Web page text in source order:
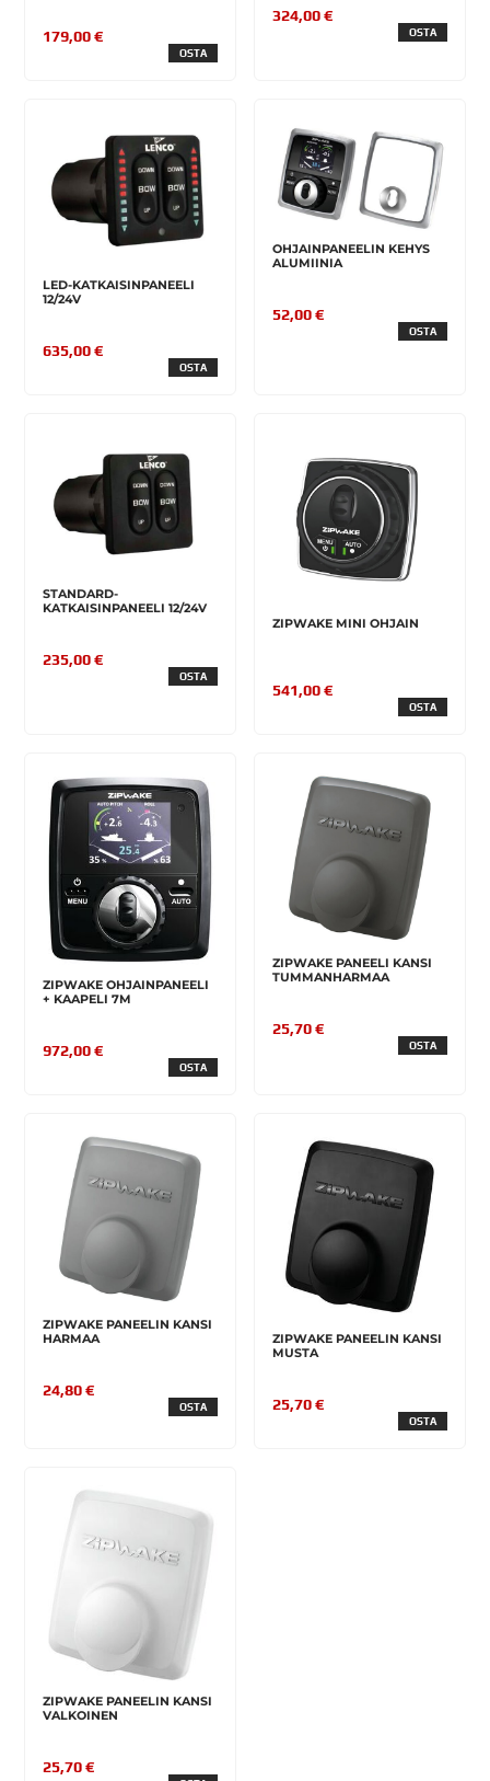
179,00 €
OSTA
324,00 €
OSTA
LED-KATKAISINPANEELI
12/24V
635,00 €
OSTA
OHJAINPANEELIN KEHYS
ALUMIINIA
52,00 €
OSTA
STANDARD-
KATKAISINPANEELI 12/24V
235,00 €
OSTA
ZIPWAKE MINI OHJAIN
541,00 €
OSTA
ZIPWAKE OHJAINPANEELI
+ KAAPELI 7M
972,00 €
OSTA
ZIPWAKE PANEELI KANSI
TUMMANHARMAA
25,70 €
OSTA
ZIPWAKE PANEELIN KANSI
HARMAA
24,80 €
OSTA
ZIPWAKE PANEELIN KANSI
MUSTA
25,70 €
OSTA
ZIPWAKE PANEELIN KANSI
VALKOINEN
25,70 €